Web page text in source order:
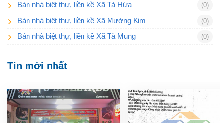
Bán nhà biệt thự, liền kề Xã Tà Hừa (0)
Bán nhà biệt thự, liền kề Xã Mường Kim (0)
Bán nhà biệt thự, liền kề Xã Tà Mung (0)
Tin mới nhất